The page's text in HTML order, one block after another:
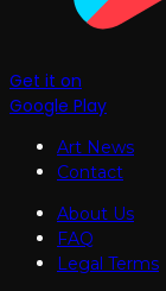
Get it on
Google Play
Art News
Contact
About Us
FAQ
Legal Terms